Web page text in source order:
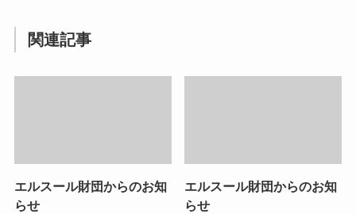
関連記事
エルスール財団からのお知
らせ
エルスール財団からのお知
らせ